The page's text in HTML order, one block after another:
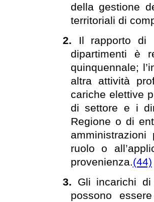
della gestione
territoriali di
2. Il rapporto di
dipartimenti è
quinquennale;
altra attività
cariche elettive
di settore e i
Regione o di
ruolo o
provenienza.(44)
3. Gli incarichi
possono